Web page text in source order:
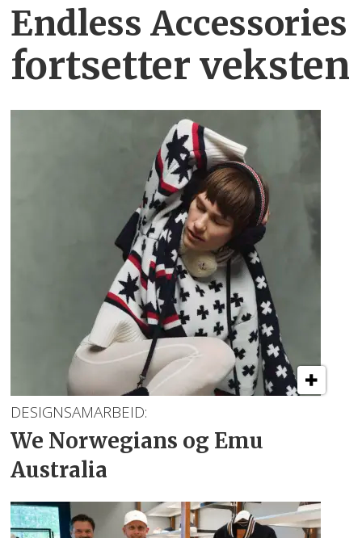
Endless Accessories
fortsetter veksten
DESIGNSAMARBEID:
We Norwegians og Emu
Australia